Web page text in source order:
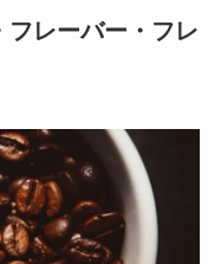
フレーバー・フレ